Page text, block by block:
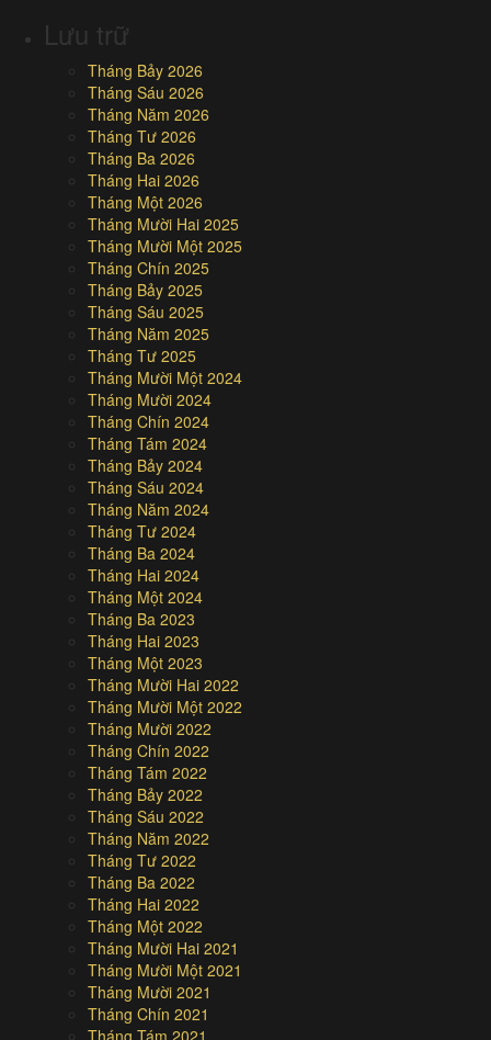
Lưu trữ
Tháng Bảy 2026
Tháng Sáu 2026
Tháng Năm 2026
Tháng Tư 2026
Tháng Ba 2026
Tháng Hai 2026
Tháng Một 2026
Tháng Mười Hai 2025
Tháng Mười Một 2025
Tháng Chín 2025
Tháng Bảy 2025
Tháng Sáu 2025
Tháng Năm 2025
Tháng Tư 2025
Tháng Mười Một 2024
Tháng Mười 2024
Tháng Chín 2024
Tháng Tám 2024
Tháng Bảy 2024
Tháng Sáu 2024
Tháng Năm 2024
Tháng Tư 2024
Tháng Ba 2024
Tháng Hai 2024
Tháng Một 2024
Tháng Ba 2023
Tháng Hai 2023
Tháng Một 2023
Tháng Mười Hai 2022
Tháng Mười Một 2022
Tháng Mười 2022
Tháng Chín 2022
Tháng Tám 2022
Tháng Bảy 2022
Tháng Sáu 2022
Tháng Năm 2022
Tháng Tư 2022
Tháng Ba 2022
Tháng Hai 2022
Tháng Một 2022
Tháng Mười Hai 2021
Tháng Mười Một 2021
Tháng Mười 2021
Tháng Chín 2021